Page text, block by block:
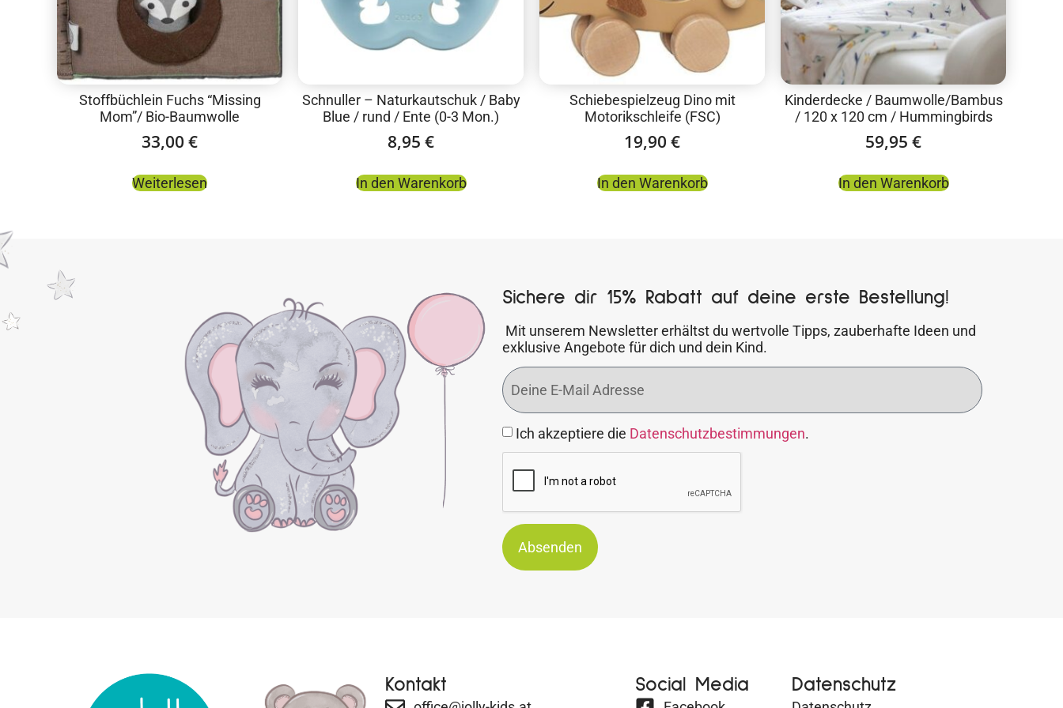
Stoffbüchlein Fuchs “Missing
Mom”/ Bio-Baumwolle
33,00 €
Weiterlesen
Schnuller – Naturkautschuk / Baby
Blue / rund / Ente (0-3 Mon.)
8,95 €
In den Warenkorb
Schiebespielzeug Dino mit
Motorikschleife (FSC)
19,90 €
In den Warenkorb
Kinderdecke / Baumwolle/Bambus
/ 120 x 120 cm / Hummingbirds
59,95 €
In den Warenkorb
Sichere dir 15% Rabatt auf deine erste Bestellung!
Mit unserem Newsletter erhältst du wertvolle Tipps, zauberhafte Ideen und
exklusive Angebote für dich und dein Kind.
Ich akzeptiere die Datenschutzbestimmungen.
Absenden
Kontakt Social Media Datenschutz